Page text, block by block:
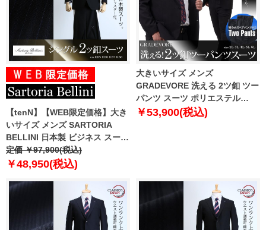
【tenN】【WEB限定価格】大き
いサイズ メンズ SARTORIA
BELLINI 日本製 ビジネス スーツ
アジャスター付 シングル 2ツ釦
ビジネススーツ 高級スーツ 上下
定価 ￥97,900(税込)
￥48,950(税込)
大きいサイズ メンズ
GRADEVORE 洗える 2ツ釦 ツー
パンツ スーツ ポリエステル
100% ビジネススーツ リクルー
￥53,900(税込)